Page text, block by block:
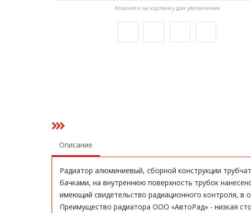
Кликните на картинку для увеличения
Описание
Радиатор алюминиевый, сборной конструкции
бачками, на внутреннюю поверхность трубок
имеющий свидетельство радиационного контроля, в
Преимущество радиатора ООО «АвтоРад» - низкая